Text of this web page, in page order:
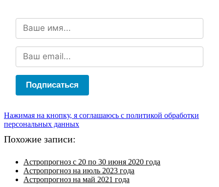
Подписаться
Нажимая на кнопку, я соглашаюсь с политикой обработки
персональных данных
Похожие записи:
Астропрогноз с 20 по 30 июня 2020 года
Астропрогноз на июль 2023 года
Астропрогноз на май 2021 года